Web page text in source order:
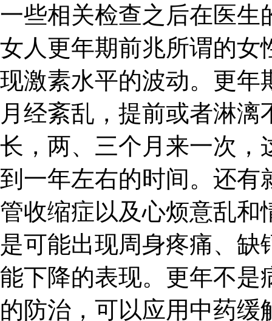
一些相关检查之后在医生
女人更年期前兆所谓的女
现激素水平的波动。更年
月经紊乱，提前或者淋
长，两、三个月来一次，
到一年左右的时间。还有
管收缩症以及心烦意乱和
是可能出现周身疼痛、
能下降的表现。更年不是
的防治，可以应用中药